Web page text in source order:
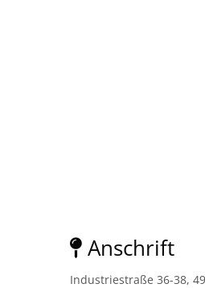
Anschrift
Industriestraße 36-38,